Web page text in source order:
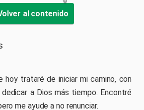
al contenido
hoy trataré de iniciar mi camino, con
a Dios más tiempo. Encontré
me ayude a no renunciar.